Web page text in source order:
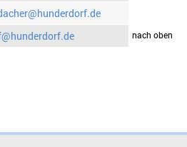
drucken nach oben